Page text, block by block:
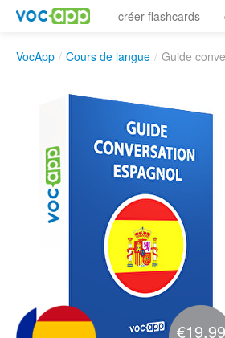
créer flashcards
VocApp / Cours de langue / Guide
€19.99